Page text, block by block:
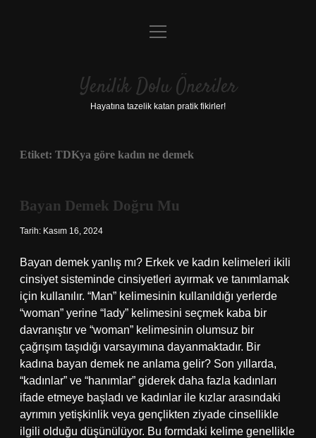
Anasayfa
Yasal Uyarı
menüyü
Yenilik Dolu Öneriler
Hayatına tazelik katan pratik fikirler!
Etiket: TDKya göre kadın ne demek
Bayan Demek Doğru Mu
Tarih: Kasım 16, 2024
Bayan demek yanlış mı? Erkek ve kadın kelimeleri ikili
cinsiyet sisteminde cinsiyetleri ayırmak ve tanımlamak
için kullanılır. “Man” kelimesinin kullanıldığı yerlerde
“woman” yerine “lady” kelimesini seçmek kaba bir
davranıştır ve “woman” kelimesinin olumsuz bir
çağrışım taşıdığı varsayımına dayanmaktadır. Bir
kadına bayan demek ne anlama gelir? Son yıllarda,
“kadınlar” ve “hanımlar” giderek daha fazla kadınları
ifade etmeye başladı ve kadınlar ile kızlar arasındaki
ayrımın yetişkinlik veya gençlikten ziyade cinsellikle
ilgili olduğu düşünülüyor. Bu formdaki kelime genellikle